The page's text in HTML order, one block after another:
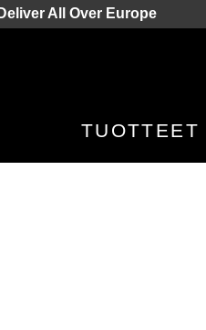
All Over Europe
TUOTTEET